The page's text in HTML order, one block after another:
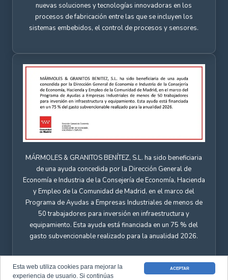
ACEPTAR
Esta web utiliza cookies para mejorar la
experiencia de usuario. Si continúas
nuevas soluciones y tecnologías innovadoras en los
procesos de fabricación entre las que se incluyen los
sistemas embebidos, el control de procesos y sensores.
MÁRMOLES & GRANITOS BENÍTEZ, S.L. ha sido beneficiaria
de una ayuda concedida por la Dirección General de
Economía e Industria de la Consejería de Economía, Hacienda
y Empleo de la Comunidad de Madrid, en el marco del
Programa de Ayudas a Empresas Industriales de menos de
50 trabajadores para inversión en infraestructura y
equipamiento. Esta ayuda está financiada en un 75 % del
gasto subvencionable realizado para la anualidad 2026.
Aviso Legal|Política de Privacidad|